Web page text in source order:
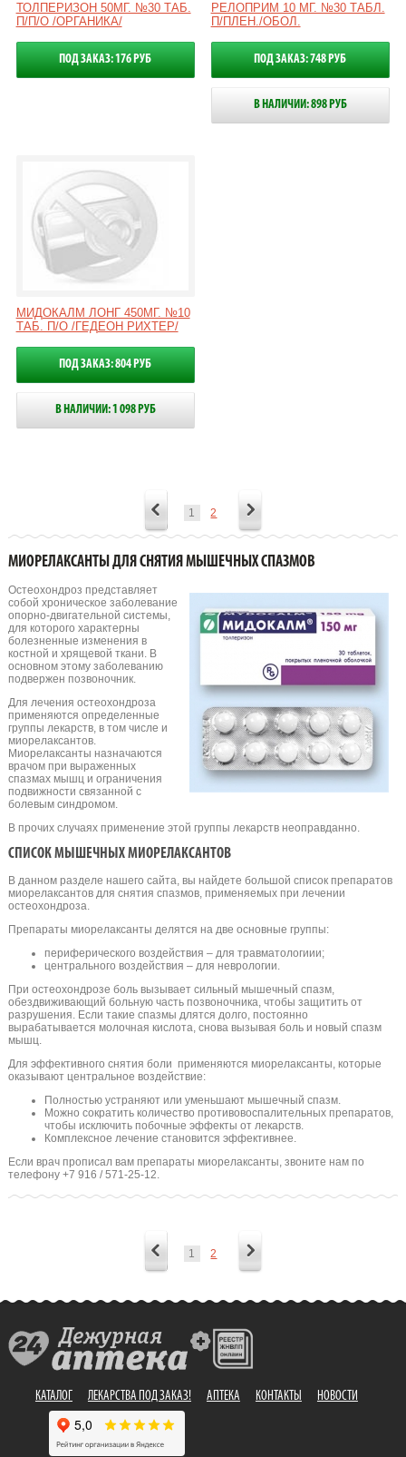
ТОЛПЕРИЗОН 50МГ. №30 ТАБ.
П/П/О /ОРГАНИКА/
ПОД ЗАКАЗ: 176 РУБ
РЕЛОПРИМ 10 МГ. №30 ТАБЛ.
П/ПЛЕН./ОБОЛ.
ПОД ЗАКАЗ: 748 РУБ
В НАЛИЧИИ: 898 РУБ
МИДОКАЛМ ЛОНГ 450МГ. №10
ТАБ. П/О /ГЕДЕОН РИХТЕР/
ПОД ЗАКАЗ: 804 РУБ
В НАЛИЧИИ: 1 098 РУБ
1 2
МИОРЕЛАКСАНТЫ ДЛЯ СНЯТИЯ МЫШЕЧНЫХ СПАЗМОВ
Остеохондроз представляет
собой хроническое заболевание
опорно-двигательной системы,
для которого характерны
болезненные изменения в
костной и хрящевой ткани. В
основном этому заболеванию
подвержен позвоночник.
Для лечения остеохондроза
применяются определенные
группы лекарств, в том числе и
миорелаксантов.
Миорелаксанты назначаются
врачом при выраженных
спазмах мышц и ограничения
подвижности связанной с
болевым синдромом.
В прочих случаях применение этой группы лекарств неоправданно.
СПИСОК МЫШЕЧНЫХ МИОРЕЛАКСАНТОВ
В данном разделе нашего сайта, вы найдете большой список препаратов
миорелаксантов для снятия спазмов, применяемых при лечении
остеохондроза.
Препараты миорелаксанты делятся на две основные группы:
периферического воздействия – для травматологиии;
центрального воздействия – для неврологии.
При остеохондрозе боль вызывает сильный мышечный спазм,
обездвиживающий больную часть позвоночника, чтобы защитить от
разрушения. Если такие спазмы длятся долго, постоянно
вырабатывается молочная кислота, снова вызывая боль и новый спазм
мышц.
Для эффективного снятия боли применяются миорелаксанты, которые
оказывают центральное воздействие:
Полностью устраняют или уменьшают мышечный спазм.
Можно сократить количество противовоспалительных препаратов,
чтобы исключить побочные эффекты от лекарств.
Комплексное лечение становится эффективнее.
Если врач прописал вам препараты миорелаксанты, звоните нам по
телефону +7 916 / 571-25-12.
1 2
КАТАЛОГ ЛЕКАРСТВА ПОД ЗАКАЗ! АПТЕКА КОНТАКТЫ НОВОСТИ